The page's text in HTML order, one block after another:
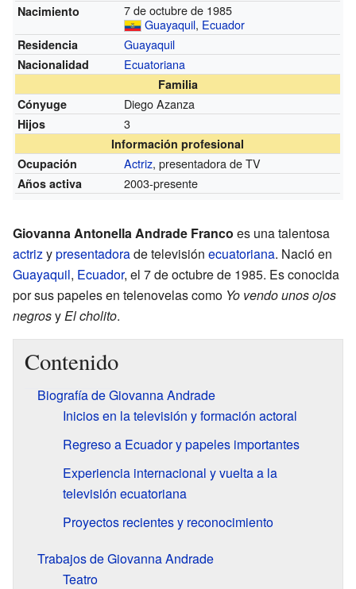
Nacimiento
7 de octubre de 1985
Guayaquil, Ecuador
Residencia Guayaquil
Nacionalidad Ecuatoriana
Familia
Cónyuge
Diego Azanza
Hijos 3
Información profesional
Ocupación
Actriz, presentadora de TV
Años activa 2003-presente
Giovanna Antonella Andrade Franco es una talentosa
actrizypresentadorade televisión ecuatoriana. Nació en
Guayaquil, Ecuador, el 7 de octubre de 1985. Es conocida
por sus papeles en telenovelas como Yo vendo unos ojos
negrosyEl cholito.
Contenido
Biografía de Giovanna Andrade
Inicios en la televisión y formación actoral
Regreso a Ecuador y papeles importantes
Experiencia internacional y vuelta a la
televisión ecuatoriana
Proyectos recientes y reconocimiento
Trabajos de Giovanna Andrade
Teatro